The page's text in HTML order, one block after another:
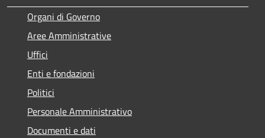
Organi di Governo
Aree Amministrative
Uffici
Enti e fondazioni
Politici
Personale Amministrativo
Documenti e dati